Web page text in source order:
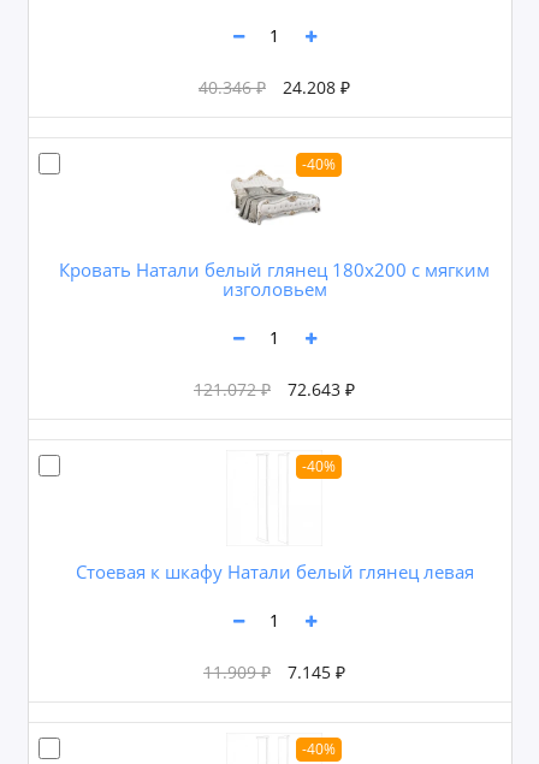
40.346 ₽ 24.208 ₽
-40%
Кровать Натали белый глянец 180х200 с мягким
изголовьем
121.072 ₽ 72.643 ₽
-40%
Cтоевая к шкафу Натали белый глянец левая
11.909 ₽ 7.145 ₽
-40%